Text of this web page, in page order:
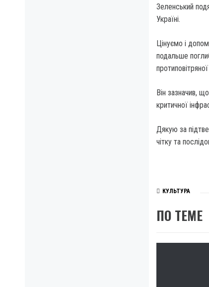
Зеленський
Україні.
Цінуємо і
подальше
Він зазначив,
критичної
Дякую за
чітку та
КУЛЬТУРА
ПО ТЕМЕ